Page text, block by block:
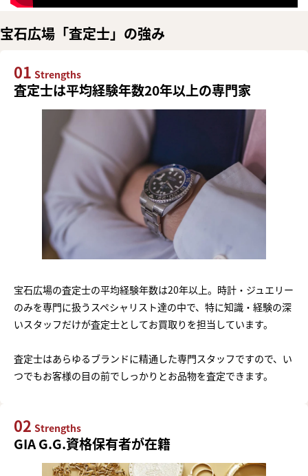
宝石広場「査定士」の強み
01 Strengths
査定士は平均経験年数20年以上の専門家
宝石広場の査定士の平均経験年数は20年以上。時計・ジュエリー
のみを専門に扱うスペシャリスト達の中で、特に知識・経験の深
いスタッフだけが査定士としてお買取りを担当しています。
査定士はあらゆるブランドに精通した専門スタッフですので、い
つでもお客様の目の前でしっかりとお品物を査定できます。
02 Strengths
GIA G.G.資格保有者が在籍